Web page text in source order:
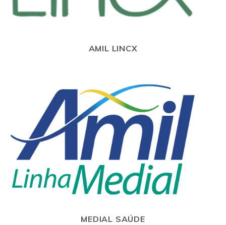
AMIL LINCX
MEDIAL SAÚDE